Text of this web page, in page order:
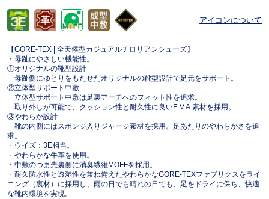
アイコンについて
【GORE-TEX | 全天候型カジュアルチロリアンシューズ】
・母趾にやさしい機能性。
①オリジナルの靴型設計
母趾側にゆとりをもたせたオリジナルの靴型設計で足元をサポート。
②立体型サポート中敷
立体型サポート中敷は足裏アーチへのフィット性を追求。
取り外しが可能で、クッション性と耐久性に良いE.V.A.素材を採用。
③やわらか設計
靴の内側にはスポンジ入りジャージ素材を採用。足あたりのやわらかさを追
求。
・ウイズ：3E相当。
・やわらかな牛革を使用。
・中敷のつま先裏側に消臭繊維MOFFを採用。
・耐久防水性と透湿性を兼ね備えたやわらかなGORE-TEXファブリクスをライ
ニング（裏材）に採用し、雨の日でも晴れの日でも、足をドライに保ち、快適
な靴内環境を実現。